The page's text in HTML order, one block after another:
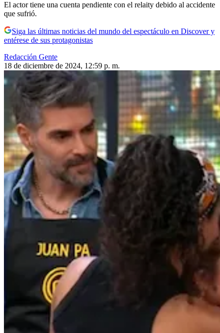
El actor tiene una cuenta pendiente con el relaity debido al accidente
que sufrió.
Siga las últimas noticias del mundo del espectáculo en Discover y
entérese de sus protagonistas
Redacción Gente
18 de diciembre de 2024, 12:59 p. m.